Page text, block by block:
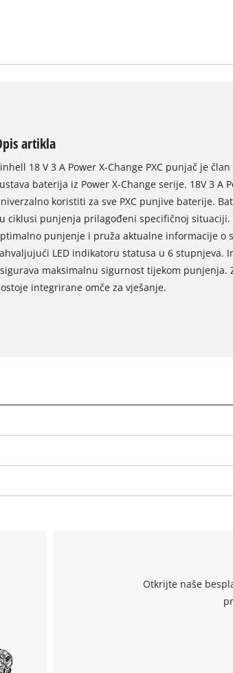
that are not disclosed to the
by
Management Platform
artikla
18 V 3 A Power X-Change PXC punjač je
baterija iz Power X-Change serije. 18V 3 A
koristiti za sve PXC punjive baterije.
ciklusi punjenja prilagođeni specifičnoj
punjenje i pruža aktualne informacije o
LED indikatoru statusa u 6 stupnjeva.
maksimalnu sigurnost tijekom punjenja.
integrirane omče za vješanje.
Otkrijte naše